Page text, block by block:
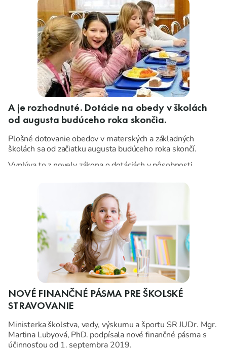
A je rozhodnuté. Dotácie na obedy v školách
od augusta budúceho roka skončia.
Plošné dotovanie obedov v materských a základných
školách sa od začiatku augusta budúceho roka skončí.
Vyplýva to z novely zákona o dotáciách v pôsobnosti
NOVÉ FINANČNÉ PÁSMA PRE ŠKOLSKÉ
STRAVOVANIE
Ministerka školstva, vedy, výskumu a športu SR JUDr. Mgr.
Martina Lubyová, PhD. podpísala nové finančné pásma s
účinnosťou od 1. septembra 2019.